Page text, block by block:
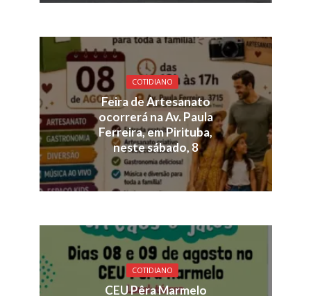
COTIDIANO
Feira de Artesanato
ocorrerá na Av. Paula
Ferreira, em Pirituba,
neste sábado, 8
COTIDIANO
CEU Pêra Marmelo